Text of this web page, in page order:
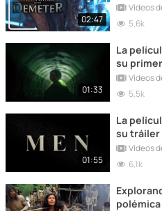
02:47
Vídeos
5,6k
01:33
La
su
Vídeos
5,5k
01:55
La
su tráiler
Vídeos
6,1k
polémica